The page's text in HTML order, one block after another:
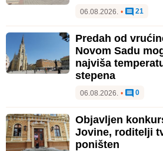
06.08.2026. • 21
Predah od
Novom Sadu
najviša
stepena
06.08.2026. • 0
Objavljen
Jovine, roditelji
poništen